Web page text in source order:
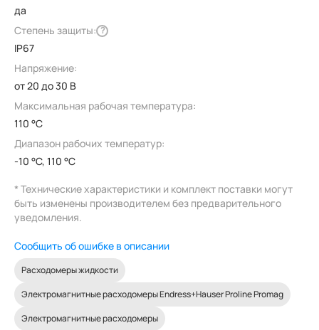
да
Степень защиты: ?
IP67
Напряжение:
от 20 до 30 В
Максимальная рабочая температура:
110 °C
Диапазон рабочих температур:
-10 °C, 110 °C
* Технические характеристики и комплект поставки могут
быть изменены производителем без предварительного
уведомления.
Сообщить об ошибке в описании
Расходомеры жидкости
Электромагнитные расходомеры Endress+Hauser Proline Promag
Электромагнитные расходомеры